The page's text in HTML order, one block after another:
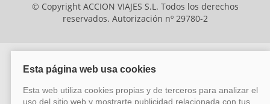
© Copyright ACCION VIAJES S.L. Todos los derechos
reservados. Autorización nº 29780-2